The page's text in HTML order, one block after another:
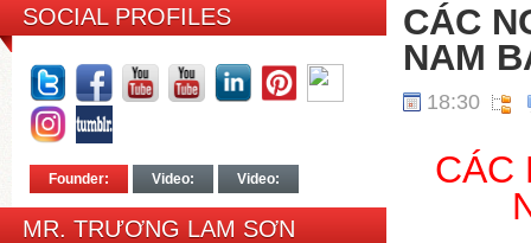
SOCIAL PROFILES
Founder: Video: Video:
MR. TRƯƠNG LAM SƠN
CÁC
NAM
18:30
CÁC